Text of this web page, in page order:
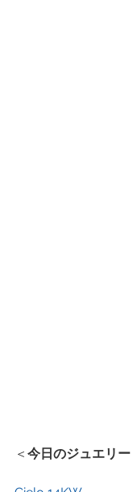
＜ 今日のジュエリー